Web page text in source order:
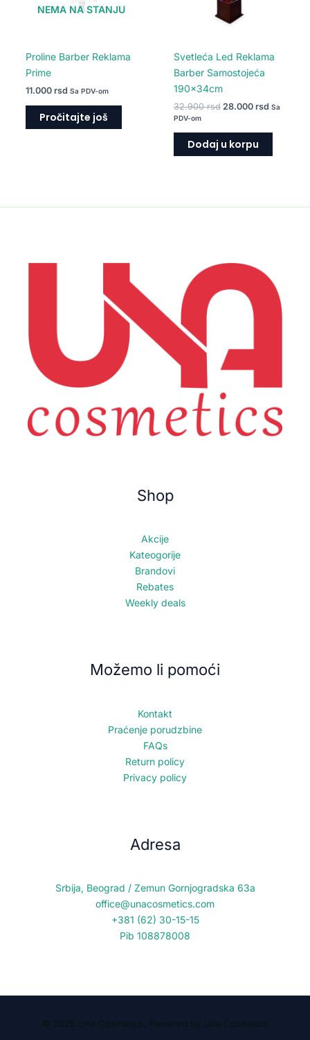
NEMA NA STANJU
Proline Barber Reklama
Prime
11.000 rsd Sa PDV-om
Pročitajte još
Svetleća Led Reklama
Barber Samostojeća
190x34cm
32.900rsd 28.000 rsd Sa
PDV-om
Dodaj u korpu
Shop
Akcije
Kateogorije
Brandovi
Rebates
Weekly deals
Možemo li pomoći
Kontakt
Praćenje porudzbine
FAQs
Return policy
Privacy policy
Adresa
Srbija, Beograd / Zemun Gornjogradska 63a
office@unacosmetics.com
+381 (62) 30-15-15
Pib 108878008
© 2026 Una Cosmetics. Powered by Una Cosmetics